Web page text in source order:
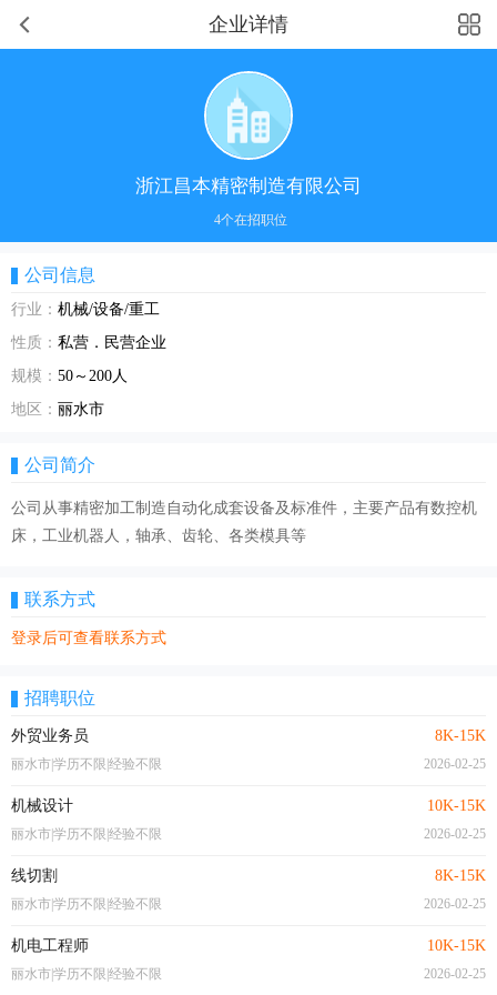
企业详情
浙江昌本精密制造有限公司
4个在招职位
公司信息
行业： 机械/设备/重工
性质： 私营．民营企业
规模： 50～200人
地区： 丽水市
公司简介
公司从事精密加工制造自动化成套设备及标准件，主要产品有数控机
床，工业机器人，轴承、齿轮、各类模具等
联系方式
登录后可查看联系方式
招聘职位
外贸业务员 8K-15K
丽水市|学历不限|经验不限 2026-02-25
机械设计 10K-15K
丽水市|学历不限|经验不限 2026-02-25
线切割 8K-15K
丽水市|学历不限|经验不限 2026-02-25
机电工程师 10K-15K
丽水市|学历不限|经验不限 2026-02-25